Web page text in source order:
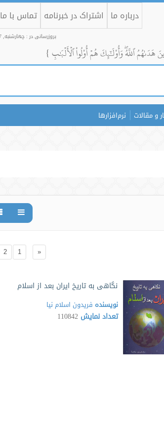
درباره ما اشتراک در خبرنامه تماس با ما
بروزرسانی در : چهارشنبه, 07 آبان 1399
هَدَىٰهُمُ ٱللَّهُۖ وَأُوْلَٰٓئِكَ هُمۡ أُوْلُواْ ٱلۡأَلۡبَٰبِ }
و مقالات نرم‌افزارها
«
1
2
نگاهی به تاریخ ایران بعد از اسلام
نویسنده فریدون اسلام نیا
تعداد نمایش 110842